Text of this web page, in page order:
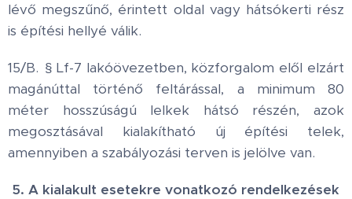
lévő megszűnő, érintett oldal vagy hátsókerti rész
is építési hellyé válik.
15/B. § Lf-7 lakóövezetben, közforgalom elől elzárt
magánúttal történő feltárással, a minimum 80
méter hosszúságú lelkek hátsó részén, azok
megosztásával kialakítható új építési telek,
amennyiben a szabályozási terven is jelölve van.
5. A kialakult esetekre vonatkozó rendelkezések